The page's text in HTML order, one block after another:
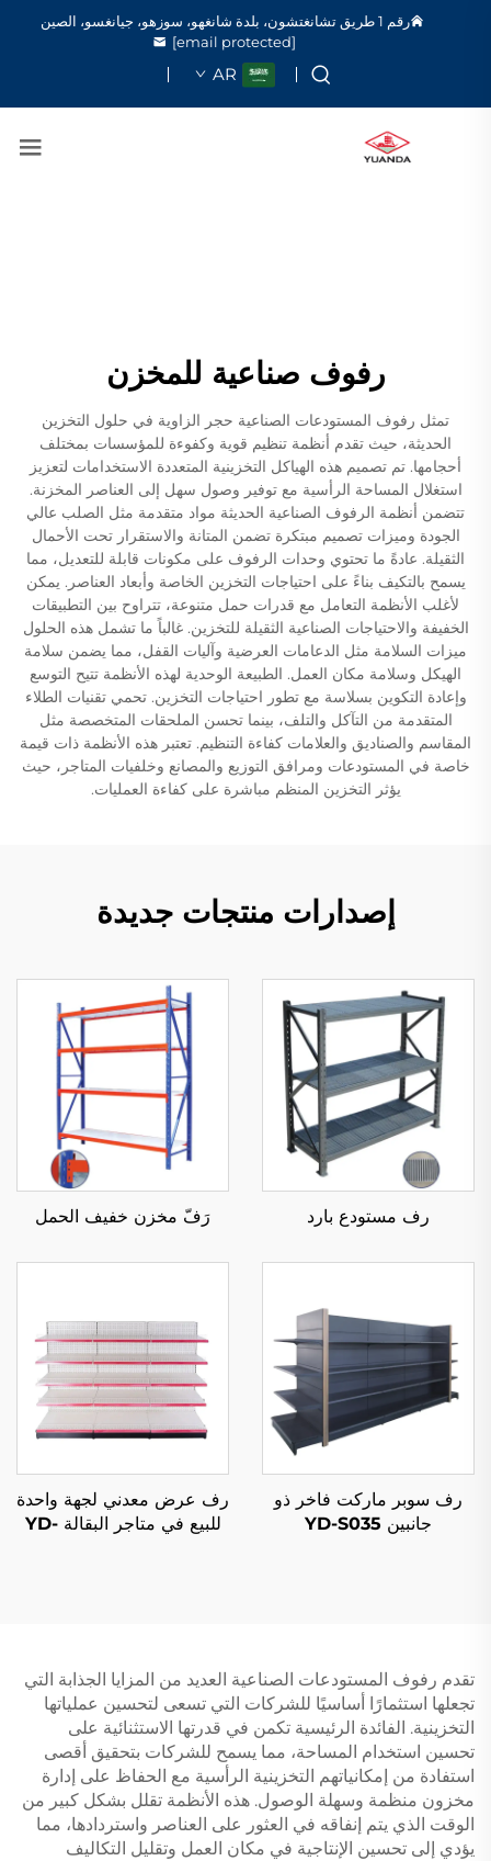
رقم 1 طريق تشانغتشون، بلدة شانغهو، سوزهو، جيانغسو، الصين
[email protected]
AR
رفوف صناعية للمخزن
تمثل رفوف المستودعات الصناعية حجر الزاوية في حلول التخزين
الحديثة، حيث تقدم أنظمة تنظيم قوية وكفوءة للمؤسسات بمختلف
أحجامها. تم تصميم هذه الهياكل التخزينية المتعددة الاستخدامات لتعزيز
استغلال المساحة الرأسية مع توفير وصول سهل إلى العناصر المخزنة.
تتضمن أنظمة الرفوف الصناعية الحديثة مواد متقدمة مثل الصلب عالي
الجودة وميزات تصميم مبتكرة تضمن المتانة والاستقرار تحت الأحمال
الثقيلة. عادةً ما تحتوي وحدات الرفوف على مكونات قابلة للتعديل، مما
يسمح بالتكيف بناءً على احتياجات التخزين الخاصة وأبعاد العناصر. يمكن
لأغلب الأنظمة التعامل مع قدرات حمل متنوعة، تتراوح بين التطبيقات
الخفيفة والاحتياجات الصناعية الثقيلة للتخزين. غالباً ما تشمل هذه الحلول
ميزات السلامة مثل الدعامات العرضية وآليات القفل، مما يضمن سلامة
الهيكل وسلامة مكان العمل. الطبيعة الوحدية لهذه الأنظمة تتيح التوسع
وإعادة التكوين بسلاسة مع تطور احتياجات التخزين. تحمي تقنيات الطلاء
المتقدمة من التآكل والتلف، بينما تحسن الملحقات المتخصصة مثل
المقاسم والصناديق والعلامات كفاءة التنظيم. تعتبر هذه الأنظمة ذات قيمة
خاصة في المستودعات ومرافق التوزيع والمصانع وخلفيات المتاجر، حيث
يؤثر التخزين المنظم مباشرة على كفاءة العمليات.
إصدارات منتجات جديدة
رف مستودع بارد رَفّ مخزن خفيف الحمل
رف سوبر ماركت فاخر ذو
جانبين YD-S035
رف عرض معدني لجهة واحدة
للبيع في متاجر البقالة YD-
تقدم رفوف المستودعات الصناعية العديد من المزايا الجذابة التي
تجعلها استثمارًا أساسيًا للشركات التي تسعى لتحسين عملياتها
التخزينية. الفائدة الرئيسية تكمن في قدرتها الاستثنائية على
تحسين استخدام المساحة، مما يسمح للشركات بتحقيق أقصى
استفادة من إمكانياتهم التخزينية الرأسية مع الحفاظ على إدارة
مخزون منظمة وسهلة الوصول. هذه الأنظمة تقلل بشكل كبير من
الوقت الذي يتم إنفاقه في العثور على العناصر واستردادها، مما
يؤدي إلى تحسين الإنتاجية في مكان العمل وتقليل التكاليف